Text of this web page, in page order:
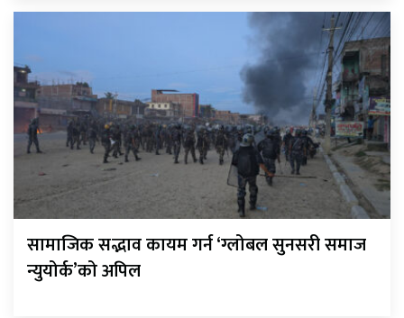
सामाजिक सद्भाव कायम गर्न ‘ग्लोबल सुनसरी समाज
न्युयोर्क’को अपिल